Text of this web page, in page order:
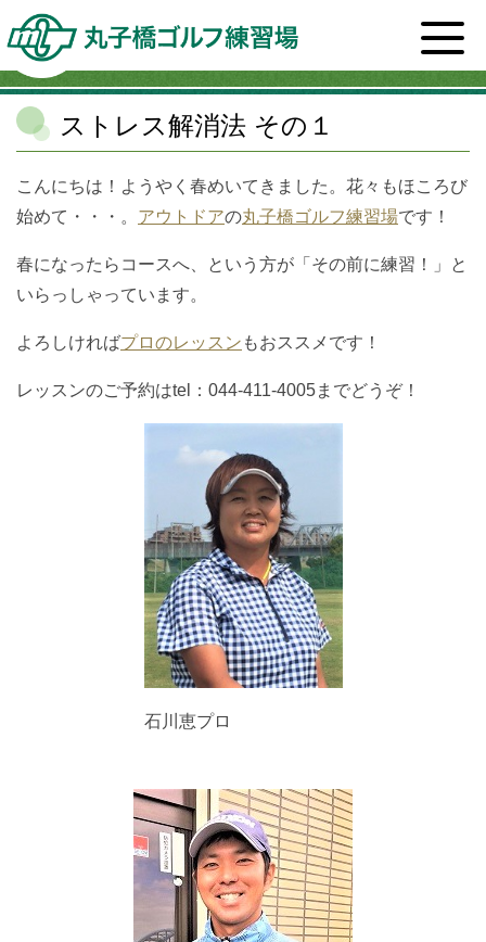
ホーム>スタッフブログ一覧>健康
ストレス解消法
その１
ストレス解消法 その１
こんにちは！ようやく春めいてきました。花々もほころび
始めて・・・。 アウトドアの丸子橋ゴルフ練習場です！
春になったらコースへ、という方が「その前に練習！」と
いらっしゃっています。
よろしければプロのレッスン もおススメです！
レッスンのご予約はtel：044-411-4005までどうぞ！
石川恵プロ